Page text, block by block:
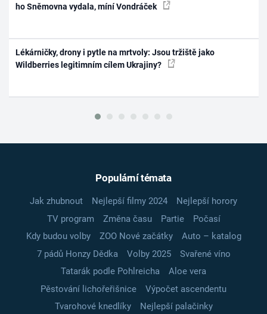
ho Sněmovna vydala, míní Vondráček
Lékárničky, drony i pytle na mrtvoly: Jsou tržiště jako
Wildberries legitimním cílem Ukrajiny?
Populární témata
Jak zhubnout Nejlepší filmy 2024
Nejlepší horory
TV program
Změna času Partie
Počasí
Kdy budou volby
ZOO Nové začátky
Auto – katalog
7 pádů Honzy Dědka
Volby 2025
Svařené víno
Tatarák podle Pohlreicha
Aloe vera
Pěstování lichořeřišnice
Výpočet ascendentu
Tvarohové knedlíky
Nejlepší palačinky